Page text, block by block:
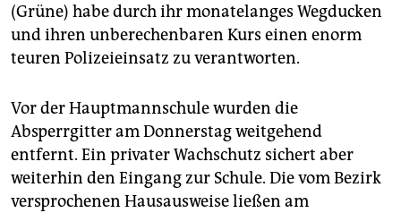
(Grüne) habe durch ihr monatelanges Wegducken
und ihren unberechenbaren Kurs einen enorm
teuren Polizeieinsatz zu verantworten.
Vor der Hauptmannschule wurden die
Absperrgitter am Donnerstag weitgehend
entfernt. Ein privater Wachschutz sichert aber
weiterhin den Eingang zur Schule. Die vom Bezirk
versprochenen Hausausweise ließen am